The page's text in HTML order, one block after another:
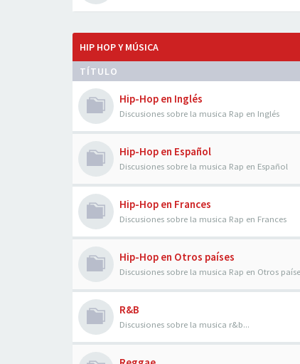
HIP HOP Y MÚSICA
TÍTULO
Hip-Hop en Inglés
Discusiones sobre la musica Rap en Inglés
Hip-Hop en Español
Discusiones sobre la musica Rap en Español
Hip-Hop en Frances
Discusiones sobre la musica Rap en Frances
Hip-Hop en Otros países
Discusiones sobre la musica Rap en Otros
R&B
Discusiones sobre la musica r&b...